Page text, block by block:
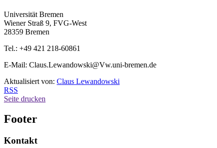
Universität Bremen
Wiener Straß 9, FVG-West
28359 Bremen
Tel.: +49 421 218-60861
E-Mail: Claus.Lewandowski@Vw.uni-bremen.de
Aktualisiert von: Claus Lewandowski
RSS
Seite drucken
Footer
Kontakt